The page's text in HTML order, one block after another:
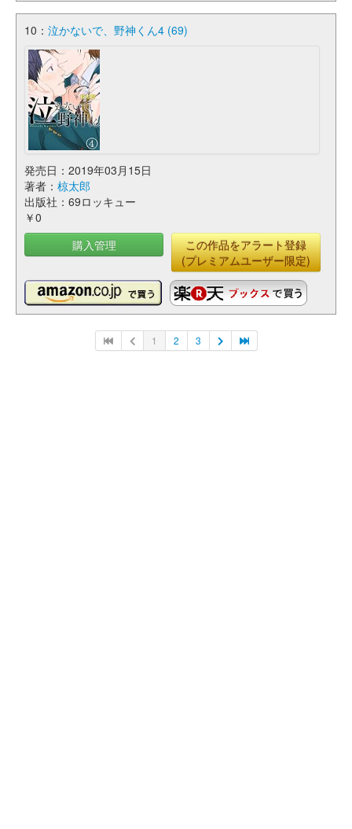
10： 泣かないで、野神くん4 (69)
発売日：2019年03月15日
著者： 椋太郎
出版社：69ロッキュー
￥0
購入管理
この作品をアラート登録
(プレミアムユーザー限定)
1 2 3